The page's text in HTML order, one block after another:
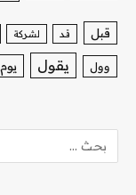
قبل قد لشركة
وول يقول يوم